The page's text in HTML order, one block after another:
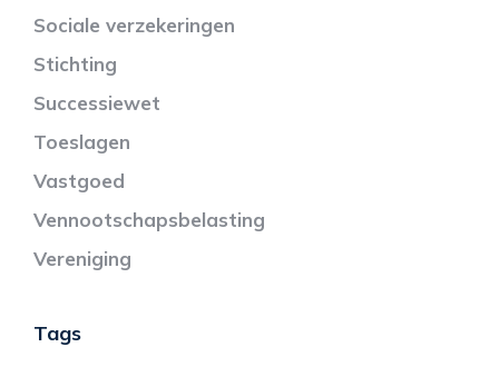
Sociale verzekeringen
Stichting
Successiewet
Toeslagen
Vastgoed
Vennootschapsbelasting
Vereniging
Tags